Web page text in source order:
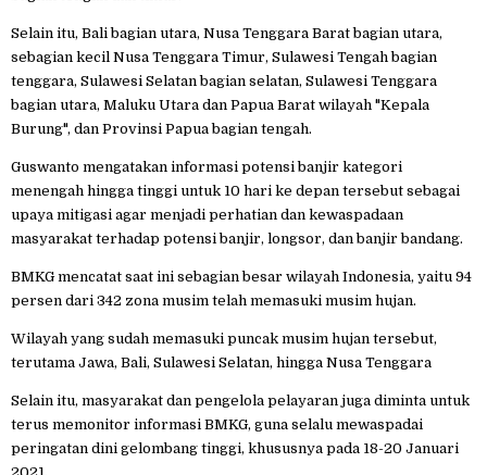
Selain itu, Bali bagian utara, Nusa Tenggara Barat bagian utara,
sebagian kecil Nusa Tenggara Timur, Sulawesi Tengah bagian
tenggara, Sulawesi Selatan bagian selatan, Sulawesi Tenggara
bagian utara, Maluku Utara dan Papua Barat wilayah "Kepala
Burung", dan Provinsi Papua bagian tengah.
Guswanto mengatakan informasi potensi banjir kategori
menengah hingga tinggi untuk 10 hari ke depan tersebut sebagai
upaya mitigasi agar menjadi perhatian dan kewaspadaan
masyarakat terhadap potensi banjir, longsor, dan banjir bandang.
BMKG mencatat saat ini sebagian besar wilayah Indonesia, yaitu 94
persen dari 342 zona musim telah memasuki musim hujan.
Wilayah yang sudah memasuki puncak musim hujan tersebut,
terutama Jawa, Bali, Sulawesi Selatan, hingga Nusa Tenggara
Selain itu, masyarakat dan pengelola pelayaran juga diminta untuk
terus memonitor informasi BMKG, guna selalu mewaspadai
peringatan dini gelombang tinggi, khususnya pada 18-20 Januari